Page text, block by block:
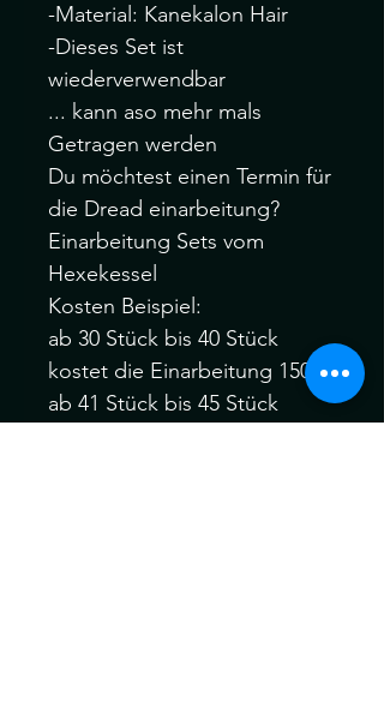
-Material: Kanekalon Hair
-Dieses Set ist
wiederverwendbar
... kann aso mehr mals
Getragen werden
Du möchtest einen Termin für
die Dread einarbeitung?
Einarbeitung Sets vom
Hexekessel
Kosten Beispiel:
ab 30 Stück bis 40 Stück
kostet die Einarbeitung 150Fr.
ab 41 Stück bis 45 Stück